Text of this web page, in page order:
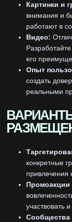
Картинки и
внимания и
работают в
Видео:
его
Опыт
создать
реальными
конкретные
привлечения
Промоакции
участвовать
Сообщества